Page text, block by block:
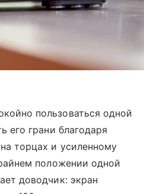
пользоваться одной
его грани благодаря
торцах и усиленному
положении одной
доводчик: экран